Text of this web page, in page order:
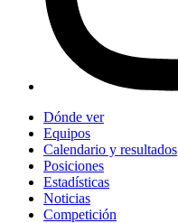
Dónde ver
Equipos
Calendario y resultados
Posiciones
Estadísticas
Noticias
Competición